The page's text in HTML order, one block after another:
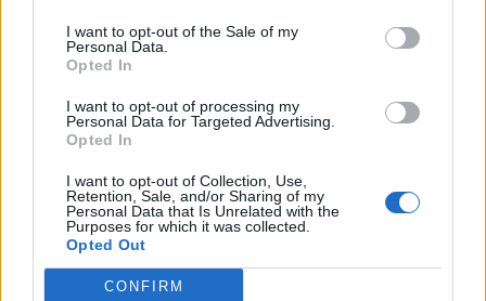
I want to opt-out of the Sale of my
Personal Data.
Opted In
I want to opt-out of processing my
Personal Data for Targeted Advertising.
Opted In
I want to opt-out of Collection, Use,
Retention, Sale, and/or Sharing of my
Personal Data that Is Unrelated with the
Purposes for which it was collected.
Opted Out
CONFIRM
hosszabb távú fejlesztéseket.
visszakerült az európai térképre Magyarország, a kormány
kiemelt célja az uniós források hazahozatala, illetve
bejárnia Magyarországnak addig és mekkora lökést
adhatnak az uniós pénzek a gazdaságnak? Ezzel a
kérdéssel foglalkozik a Portfolio konferenciája, mely
szakértőkkel...